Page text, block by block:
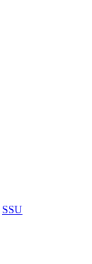
SSU